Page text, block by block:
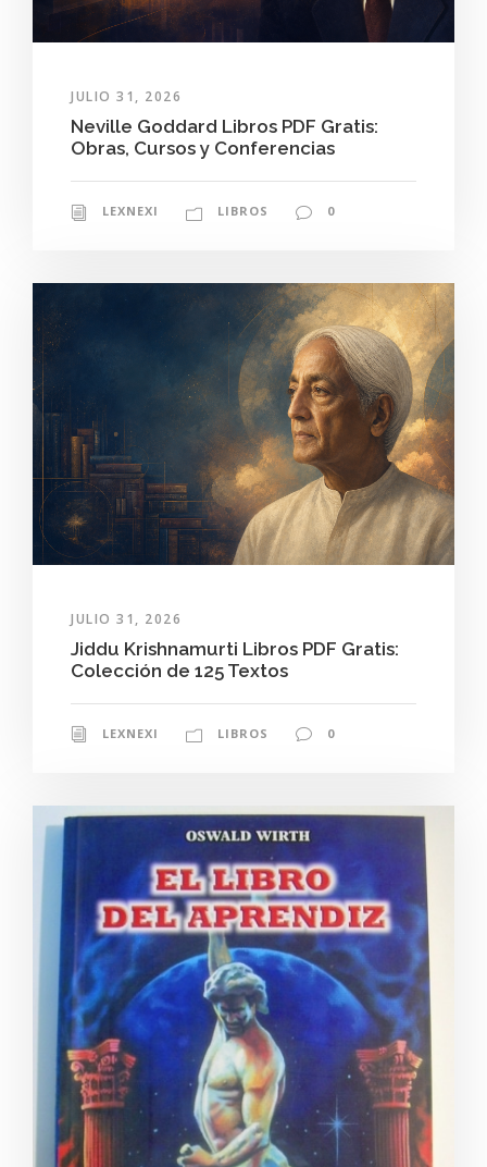
JULIO 31, 2026
Neville Goddard Libros PDF Gratis:
Obras, Cursos y Conferencias
LEXNEXI LIBROS 0
JULIO 31, 2026
Jiddu Krishnamurti Libros PDF Gratis:
Colección de 125 Textos
LEXNEXI LIBROS 0